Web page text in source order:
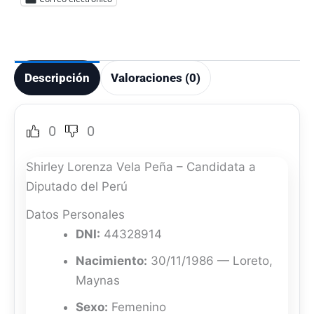
Descripción Valoraciones (0)
0 0
Shirley Lorenza Vela Peña – Candidata a
Diputado del Perú
Datos Personales
DNI: 44328914
Nacimiento: 30/11/1986 — Loreto,
Maynas
Sexo: Femenino